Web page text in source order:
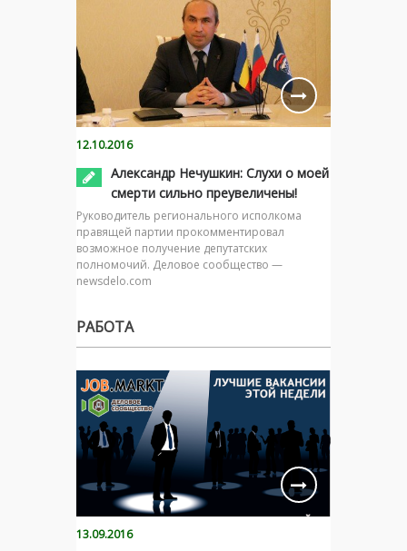
12.10.2016
Александр Нечушкин: Слухи о моей
смерти сильно преувеличены!
Руководитель регионального исполкома
правящей партии прокомментировал
возможное получение депутатских
полномочий. Деловое сообщество —
newsdelo.com
РАБОТА
13.09.2016